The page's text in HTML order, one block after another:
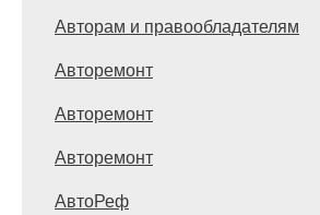
Авторам и правообладателям
Авторемонт
Авторемонт
Авторемонт
АвтоРеф